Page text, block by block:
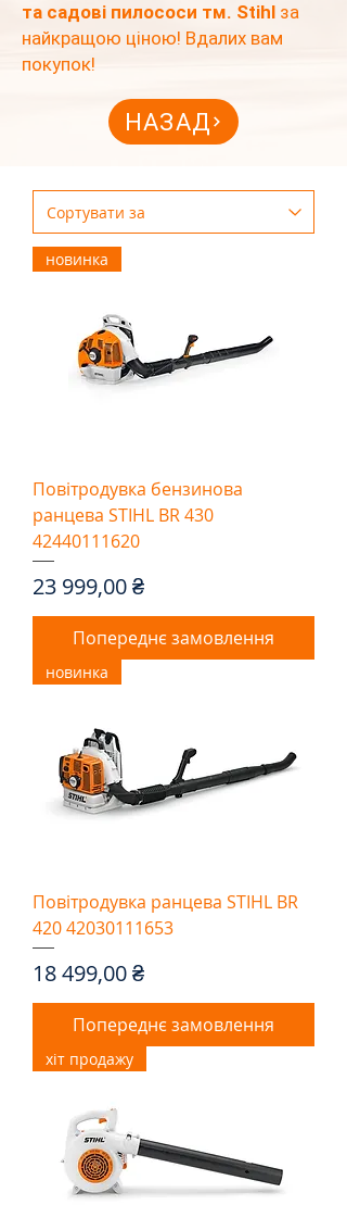
та садові пилососи тм. Stihl за
найкращою ціною! Вдалих вам
покупок!
НАЗАД
новинка
Повітродувка бензинова
ранцева STIHL BR 430
42440111620
Ціна
23 999,00 ₴
Попереднє замовлення
новинка
Повітродувка ранцева STIHL BR
420 42030111653
Ціна
18 499,00 ₴
Попереднє замовлення
хіт продажу